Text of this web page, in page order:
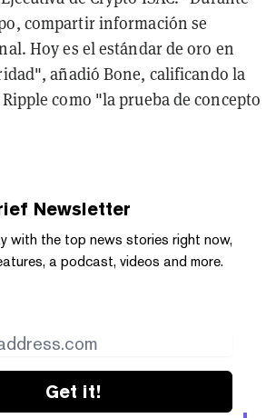
compartir información se
Hoy es el estándar de oro en
añadió Bone, calificando la
como "la prueba de concepto
Newsletter
with the top news stories right now,
a podcast, videos and more.
Get it!